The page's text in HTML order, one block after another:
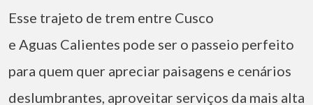
Esse trajeto de trem entre Cusco
e Aguas Calientes pode ser o passeio perfeito
para quem quer apreciar paisagens e cenários
deslumbrantes, aproveitar serviços da mais alta